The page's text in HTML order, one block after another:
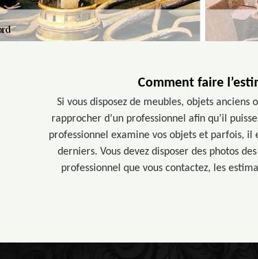
Comment faire
Si vous disposez de meubles, objets anciens
rapprocher d’un professionnel afin qu’il
professionnel examine vos objets et parfois, il
derniers. Vous devez disposer des photos
professionnel que vous contactez, les